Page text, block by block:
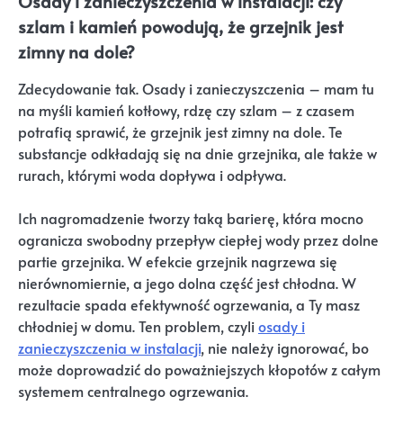
szlam i kamień powodują, że grzejnik jest
zimny na dole?
Zdecydowanie tak. Osady i zanieczyszczenia – mam tu
na myśli kamień kotłowy, rdzę czy szlam – z czasem
potrafią sprawić, że grzejnik jest zimny na dole. Te
substancje odkładają się na dnie grzejnika, ale także w
rurach, którymi woda dopływa i odpływa.
Ich nagromadzenie tworzy taką barierę, która mocno
ogranicza swobodny przepływ ciepłej wody przez dolne
partie grzejnika. W efekcie grzejnik nagrzewa się
nierównomiernie, a jego dolna część jest chłodna. W
rezultacie spada efektywność ogrzewania, a Ty masz
chłodniej w domu. Ten problem, czyliosady i
zanieczyszczenia w instalacji, nie należy ignorować, bo
może doprowadzić do poważniejszych kłopotów z całym
systemem centralnego ogrzewania.